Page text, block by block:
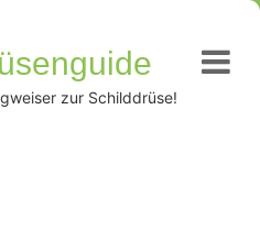
zur Schilddrüse!